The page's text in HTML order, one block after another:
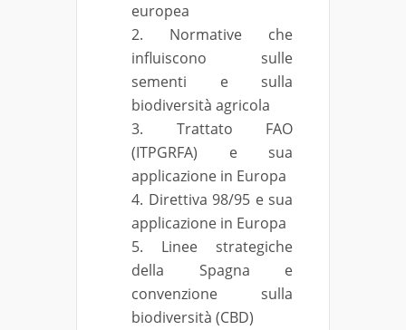
europea
Normative che
influiscono sulle
sementi e sulla
biodiversità agricola
Trattato FAO
(ITPGRFA) e sua
applicazione in Europa
Direttiva 98/95 e sua
applicazione in Europa
Linee strategiche
della Spagna e
convenzione sulla
biodiversità (CBD)